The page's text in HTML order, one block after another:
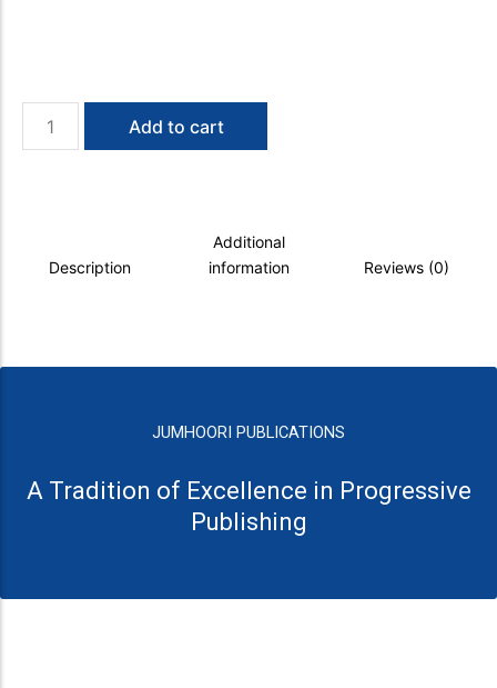
Mera
Naam
Add to cart
Description
Additional
information
Reviews (0)
JUMHOORI PUBLICATIONS
A Tradition of Excellence in Progressive
Publishing